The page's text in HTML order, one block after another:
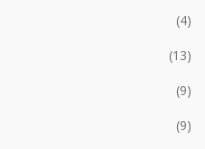
(4)
(13)
(9)
(9)